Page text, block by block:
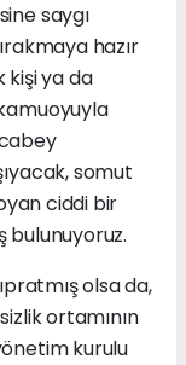
saygı
hazır
ya da
somut
ciddi bir
bulunuyoruz.
olsa da,
ortamının
kurulu